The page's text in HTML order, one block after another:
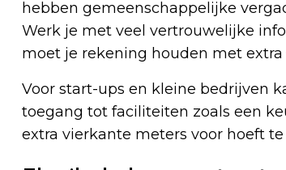
hebben gemeenschappelijke
Werk je met veel vertrouwelijke
moet je rekening houden met
Voor start-ups en kleine bedrijven
toegang tot faciliteiten zoals een
extra vierkante meters voor hoeft te